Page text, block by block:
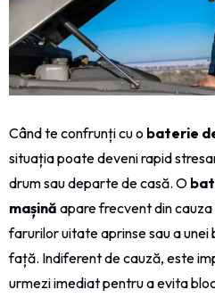
Când te confrunți cu o baterie
situația poate deveni rapid
drum sau departe de casă. O
mașină apare frecvent din
farurilor uitate aprinse sau a
față. Indiferent de cauză, este
urmezi imediat pentru a evita